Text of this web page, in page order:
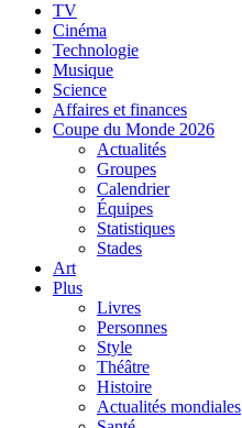
TV
Cinéma
Technologie
Musique
Science
Affaires et finances
Coupe du Monde 2026
Actualités
Groupes
Calendrier
Équipes
Statistiques
Stades
Art
Plus
Livres
Personnes
Style
Théâtre
Histoire
Actualités mondiales